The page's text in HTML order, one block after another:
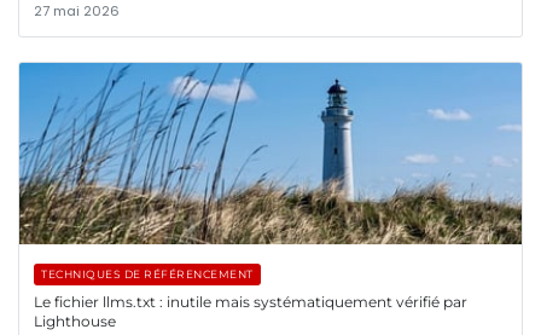
27 mai 2026
TECHNIQUES DE RÉFÉRENCEMENT
Le fichier llms.txt : inutile mais systématiquement vérifié par
Lighthouse